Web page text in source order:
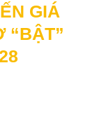
GIÁ
“BẬT”